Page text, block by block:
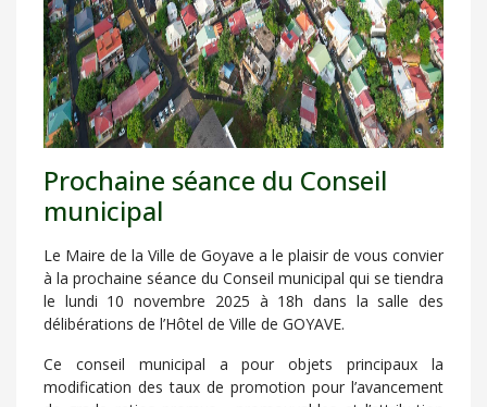
Prochaine séance du Conseil
municipal
Le Maire de la Ville de Goyave a le plaisir de vous convier
à la prochaine séance du Conseil municipal qui se tiendra
le lundi 10 novembre 2025 à 18h dans la salle des
délibérations de l’Hôtel de Ville de GOYAVE.
Ce conseil municipal a pour objets principaux la
modification des taux de promotion pour l’avancement